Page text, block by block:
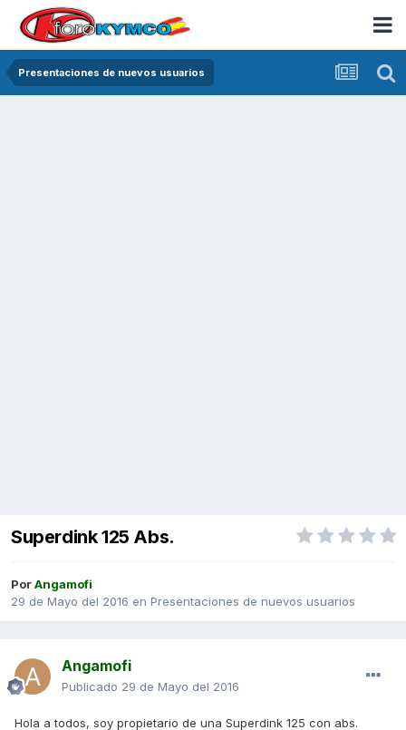
Presentaciones de nuevos usuarios
Superdink 125 Abs.
PorAngamofi
29 de Mayo del 2016 en Presentaciones de nuevos usuarios
Angamofi
Publicado 29 de Mayo del 2016
Hola a todos, soy propietario de una Superdink 125 con abs.